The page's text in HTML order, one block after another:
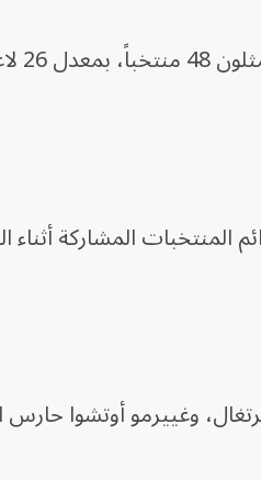
المشاركة أثناء
وغييرمو أوتشوا